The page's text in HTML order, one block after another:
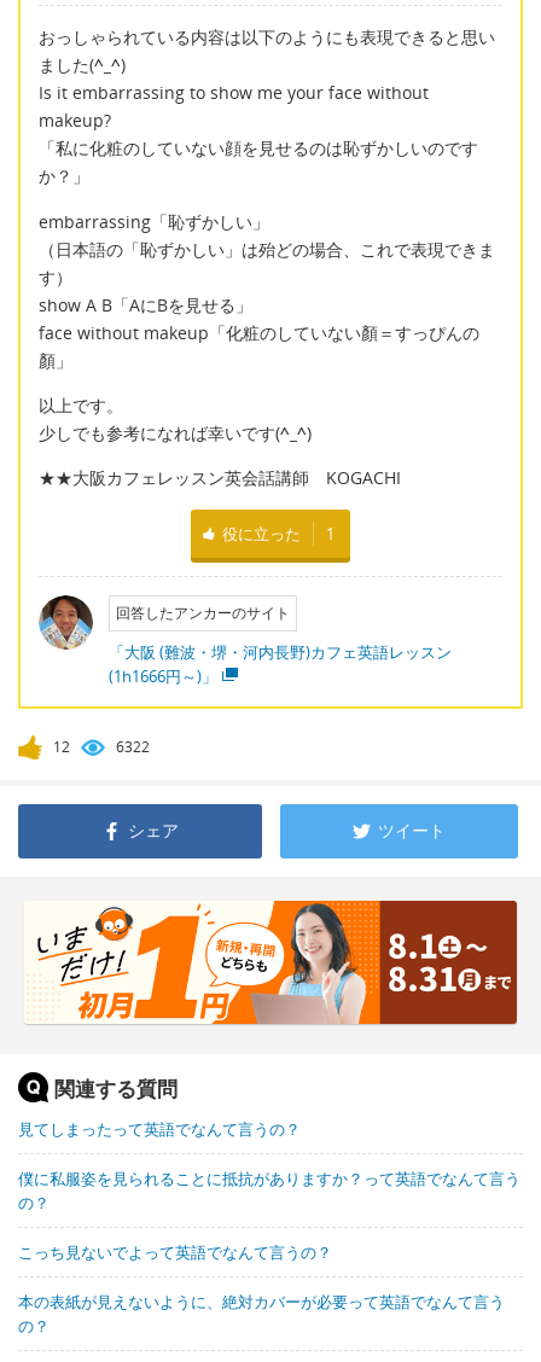
おっしゃられている内容は以下のようにも表現できると思い
ました(^_^)
Is it embarrassing to show me your face without
makeup?
「私に化粧のしていない顔を見せるのは恥ずかしいのです
か？」
embarrassing「恥ずかしい」
（日本語の「恥ずかしい」は殆どの場合、これで表現できま
す）
show A B「AにBを見せる」
face without makeup「化粧のしていない顏＝すっぴんの
顏」
以上です。
少しでも参考になれば幸いです(^_^)
★★大阪カフェレッスン英会話講師 KOGACHI
役に立った 1
回答したアンカーのサイト
「大阪 (難波・堺・河内長野)カフェ英語レッスン
(1h1666円～)」
12 6322
シェア ツイート
関連する質問
見てしまったって英語でなんて言うの？
僕に私服姿を見られることに抵抗がありますか？って英語でなんて言う
の？
こっち見ないでよって英語でなんて言うの？
本の表紙が見えないように、絶対カバーが必要って英語でなんて言う
の？